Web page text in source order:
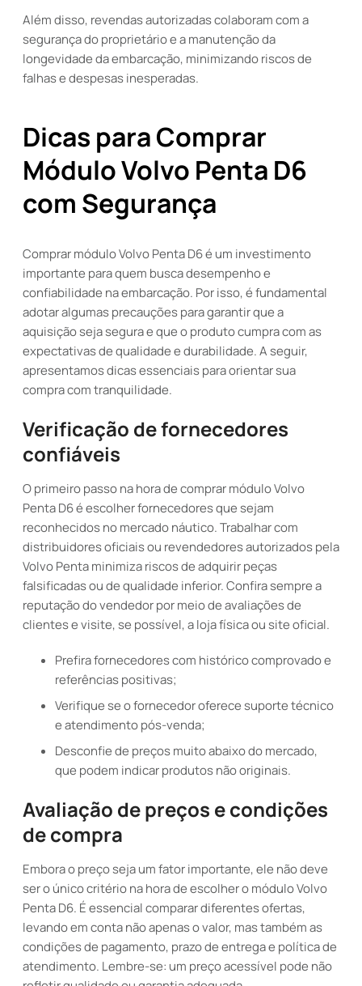
Além disso, revendas autorizadas colaboram com a
segurança do proprietário e a manutenção da
longevidade da embarcação, minimizando riscos de
falhas e despesas inesperadas.
Dicas para Comprar
Módulo Volvo Penta D6
com Segurança
Comprar módulo Volvo Penta D6 é um investimento
importante para quem busca desempenho e
confiabilidade na embarcação. Por isso, é fundamental
adotar algumas precauções para garantir que a
aquisição seja segura e que o produto cumpra com as
expectativas de qualidade e durabilidade. A seguir,
apresentamos dicas essenciais para orientar sua
compra com tranquilidade.
Verificação de fornecedores
confiáveis
O primeiro passo na hora de comprar módulo Volvo
Penta D6 é escolher fornecedores que sejam
reconhecidos no mercado náutico. Trabalhar com
distribuidores oficiais ou revendedores autorizados pela
Volvo Penta minimiza riscos de adquirir peças
falsificadas ou de qualidade inferior. Confira sempre a
reputação do vendedor por meio de avaliações de
clientes e visite, se possível, a loja física ou site oficial.
Prefira fornecedores com histórico comprovado e
referências positivas;
Verifique se o fornecedor oferece suporte técnico
e atendimento pós-venda;
Desconfie de preços muito abaixo do mercado,
que podem indicar produtos não originais.
Avaliação de preços e condições
de compra
Embora o preço seja um fator importante, ele não deve
ser o único critério na hora de escolher o módulo Volvo
Penta D6. É essencial comparar diferentes ofertas,
levando em conta não apenas o valor, mas também as
condições de pagamento, prazo de entrega e política de
atendimento. Lembre-se: um preço acessível pode não